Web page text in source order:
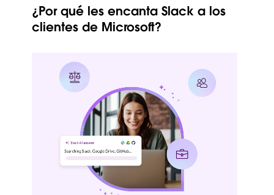
¿Por qué les encanta Slack a los
clientes de Microsoft?